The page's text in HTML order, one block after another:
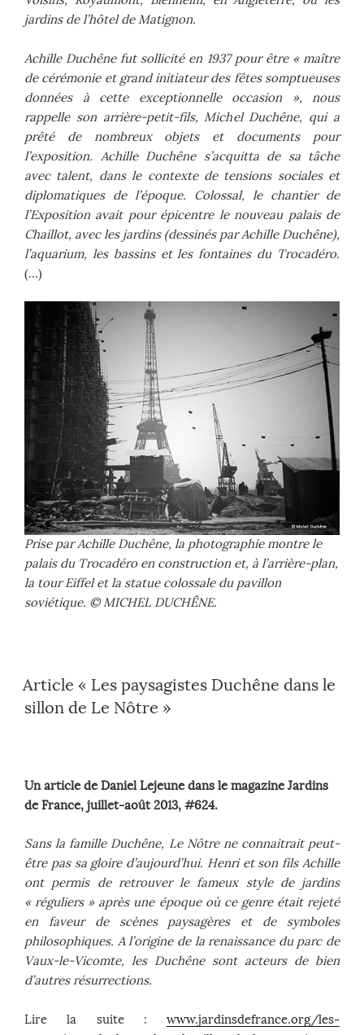
jardins de l’hôtel de Matignon.
Achille Duchêne fut sollicité en 1937 pour être « maître
de cérémonie et grand initiateur des fêtes somptueuses
données à cette exceptionnelle occasion », nous
rappelle son arrière-petit-fils, Michel Duchêne, qui a
prêté de nombreux objets et documents pour
l’exposition. Achille Duchêne s’acquitta de sa tâche
avec talent, dans le contexte de tensions sociales et
diplomatiques de l’époque. Colossal, le chantier de
l’Exposition avait pour épicentre le nouveau palais de
Chaillot, avec les jardins (dessinés par Achille Duchêne),
l’aquarium, les bassins et les fontaines du Trocadéro.
(…)
Prise par Achille Duchêne, la photographie montre le
palais du Trocadéro en construction et, à l’arrière-plan,
la tour Eiffel et la statue colossale du pavillon
soviétique. © MICHEL DUCHÊNE.
Article « Les paysagistes Duchêne dans le
sillon de Le Nôtre »
Un article de Daniel Lejeune dans le magazine Jardins
de France, juillet-août 2013, #624.
Sans la famille Duchêne, Le Nôtre ne connaitrait peut-
être pas sa gloire d’aujourd’hui. Henri et son fils Achille
ont permis de retrouver le fameux style de jardins
« réguliers » après une époque où ce genre était rejeté
en faveur de scènes paysagères et de symboles
philosophiques. A l’origine de la renaissance du parc de
Vaux-le-Vicomte, les Duchêne sont acteurs de bien
d’autres résurrections.
Lire la suite : www.jardinsdefrance.org/les-